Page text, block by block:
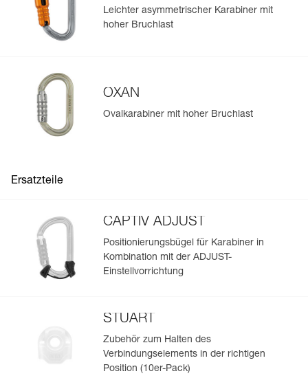
Ihrer vorhandenen PSA-Bestände.
Sehen Sie sich die Geschichte eines Produkts ab dem
Herstellungsdatum an.
Mehr erfahren
Leichter asymmetrischer Karabiner mit
hoher Bruchlast
OXAN
Ovalkarabiner mit hoher Bruchlast
Ersatzteile
CAPTIV ADJUST
Positionierungsbügel für Karabiner in
Kombination mit der ADJUST-
Einstellvorrichtung
STUART
Zubehör zum Halten des
Verbindungselements in der richtigen
Position (10er-Pack)